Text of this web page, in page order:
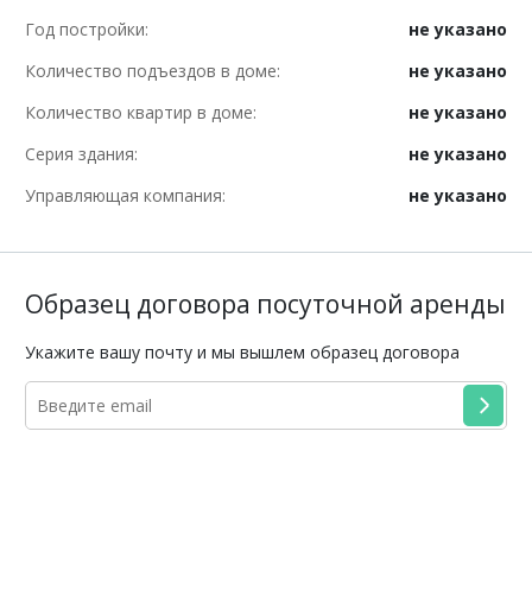
Год постройки:
не указано
Количество подъездов в доме:
не указано
Количество квартир в доме:
не указано
Серия здания:
не указано
Управляющая компания:
не указано
Образец договора посуточной аренды
Укажите вашу почту и мы вышлем образец договора